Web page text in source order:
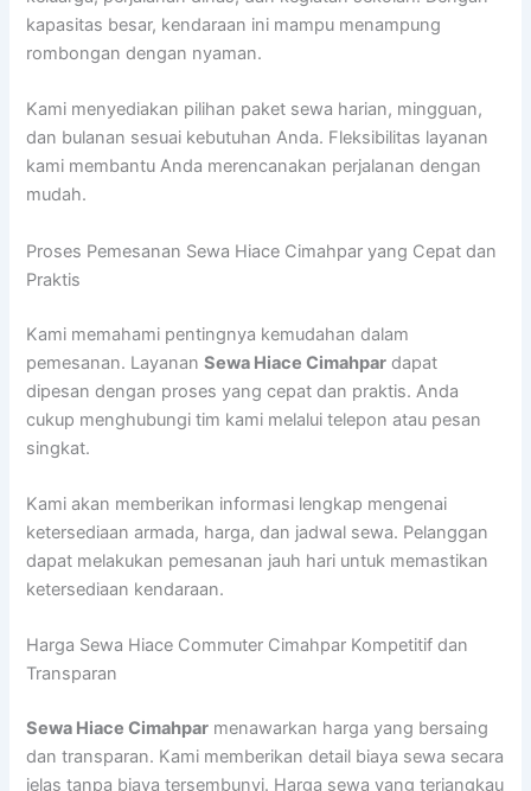
kapasitas besar, kendaraan ini mampu menampung
rombongan dengan nyaman.
Kami menyediakan pilihan paket sewa harian, mingguan,
dan bulanan sesuai kebutuhan Anda. Fleksibilitas layanan
kami membantu Anda merencanakan perjalanan dengan
mudah.
Proses Pemesanan Sewa Hiace Cimahpar yang Cepat dan
Praktis
Kami memahami pentingnya kemudahan dalam
pemesanan. LayananSewa Hiace Cimahpar dapat
dipesan dengan proses yang cepat dan praktis. Anda
cukup menghubungi tim kami melalui telepon atau pesan
singkat.
Kami akan memberikan informasi lengkap mengenai
ketersediaan armada, harga, dan jadwal sewa. Pelanggan
dapat melakukan pemesanan jauh hari untuk memastikan
ketersediaan kendaraan.
Harga Sewa Hiace Commuter Cimahpar Kompetitif dan
Transparan
Sewa Hiace Cimahpar menawarkan harga yang bersaing
dan transparan. Kami memberikan detail biaya sewa secara
jelas tanpa biaya tersembunyi. Harga sewa yang terjangkau